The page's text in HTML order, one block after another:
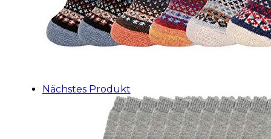
Nächstes Produkt